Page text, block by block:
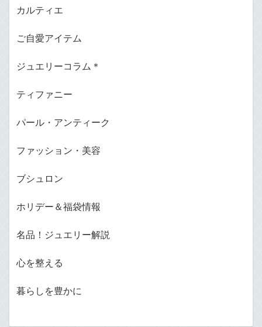
カルティエ
ご自愛アイテム
ジュエリーコラム＊
ティファニー
パール・アンティーク
ファッション・美容
ブシュロン
ホリデー＆福袋情報
名品！ジュエリー解説
心を整える
暮らしを豊かに